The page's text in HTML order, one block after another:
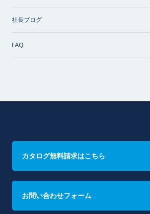
社長ブログ
FAQ
カタログ無料請求はこちら
お問い合わせフォーム